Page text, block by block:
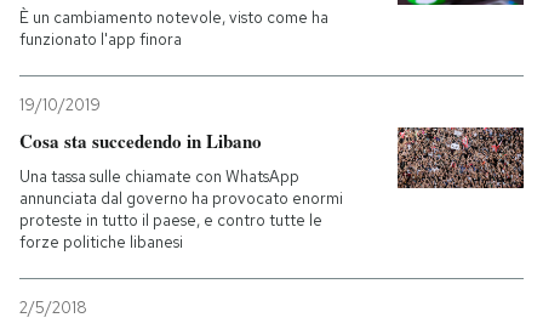
I MIEI PREFERITI
SHOP
CALENDARIO
Entra
È un cambiamento notevole, visto come ha
funzionato l'app finora
19/10/2019
Cosa sta succedendo in Libano
Una tassa sulle chiamate con WhatsApp
annunciata dal governo ha provocato enormi
proteste in tutto il paese, e contro tutte le
forze politiche libanesi
2/5/2018